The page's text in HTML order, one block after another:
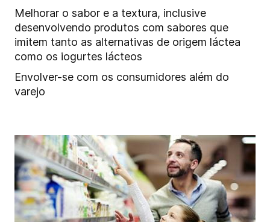
Melhorar o sabor e a textura, inclusive
desenvolvendo produtos com sabores que
imitem tanto as alternativas de origem láctea
como os iogurtes lácteos
Envolver-se com os consumidores além do
varejo